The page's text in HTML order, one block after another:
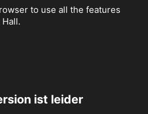
to use all the features
ist leider